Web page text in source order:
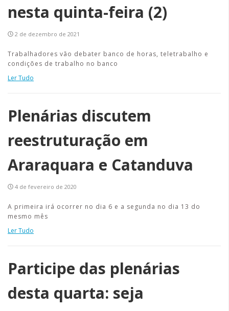
nesta quinta-feira (2)
2 de dezembro de 2021
Trabalhadores vão debater banco de horas, teletrabalho e
condições de trabalho no banco
Ler Tudo
Plenárias discutem
reestruturação em
Araraquara e Catanduva
4 de fevereiro de 2020
A primeira irá ocorrer no dia 6 e a segunda no dia 13 do
mesmo mês
Ler Tudo
Participe das plenárias
desta quarta: seja